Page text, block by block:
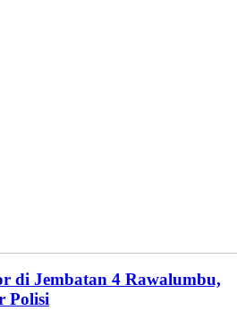
di Jembatan 4 Rawalumbu,
Polisi